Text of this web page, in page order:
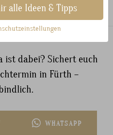
ist dabei? Sichert euch
in Fürth –
WHATSAPP
alle Ideen & Tipps